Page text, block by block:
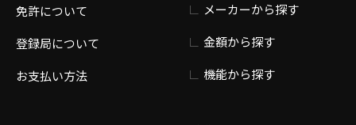
免許について
登録局について
お支払い方法
メーカーから探す
金額から探す
機能から探す